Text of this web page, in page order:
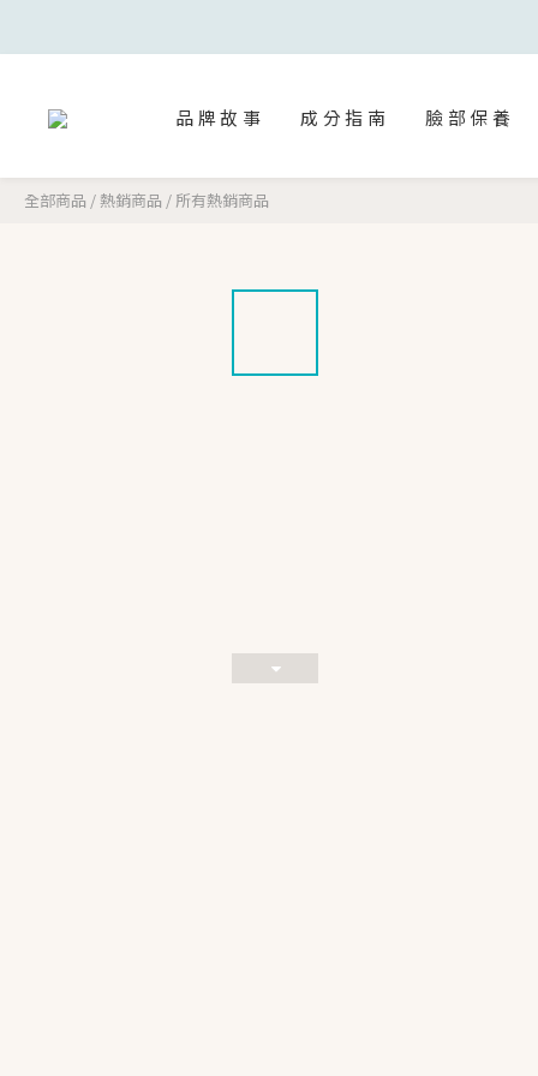
品牌故事 成分指南 臉部保養
全部商品 /熱銷商品 / 所有熱銷商品